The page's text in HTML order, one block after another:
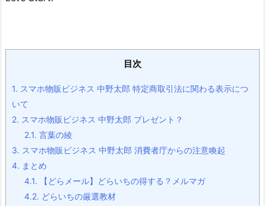
目次
1. スマホ物販ビジネス 中野太郎 特定商取引法に関わる表示につ
いて
2. スマホ物販ビジネス 中野太郎 プレゼント？
2.1. 言葉の綾
3. スマホ物販ビジネス 中野太郎 消費者庁からの注意喚起
4. まとめ
4.1. 【どらメール】どらいちの得する？メルマガ
4.2. どらいちの厳選教材